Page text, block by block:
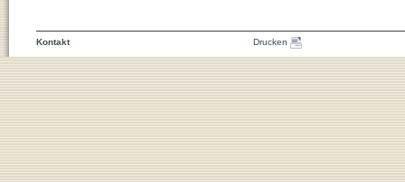
Kontakt Drucken